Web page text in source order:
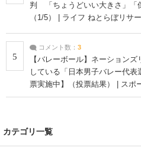
判 「ちょうどいい大きさ」「
（1/5） | ライフ ねとらぼリサ
5
コメント数： 3
【バレーボール】ネーション
している「日本男子バレー代
票実施中】（投票結果） | スポ
カテゴリ一覧